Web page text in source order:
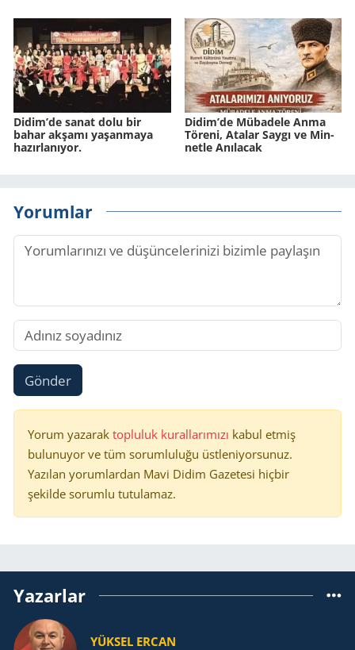
Didim’de sanat dolu bir
bahar ak­şa­mı ya­şan­ma­ya
ha­zır­la­nı­yor.
Didim’de Mü­ba­de­le Anma
Tö­re­ni, Ata­lar Saygı ve Min­
net­le Anı­la­cak
Yorumlar
Gönder
Yorum yazarak topluluk kurallarımızı kabul etmiş
bulunuyor ve tüm sorumluluğu üstleniyorsunuz.
Yazılan yorumlardan Mavi Didim Gazetesi hiçbir
şekilde sorumlu tutulamaz.
Yazarlar
YÜKSEL ERCAN